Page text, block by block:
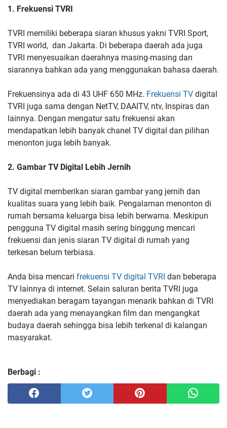
1. Frekuensi TVRI
TVRI memiliki beberapa siaran khusus yakni TVRI Sport,
TVRI world, dan Jakarta. Di beberapa daerah ada juga
TVRI menyesuaikan daerahnya masing-masing dan
siarannya bahkan ada yang menggunakan bahasa daerah.
Frekuensinya ada di 43 UHF 650 MHz. Frekuensi TV digital
TVRI juga sama dengan NetTV, DAAITV, ntv, Inspiras dan
lainnya. Dengan mengatur satu frekuensi akan
mendapatkan lebih banyak chanel TV digital dan pilihan
menonton juga lebih banyak.
2. Gambar TV Digital Lebih Jernih
TV digital memberikan siaran gambar yang jernih dan
kualitas suara yang lebih baik. Pengalaman menonton di
rumah bersama keluarga bisa lebih berwarna. Meskipun
pengguna TV digital masih sering binggung mencari
frekuensi dan jenis siaran TV digital di rumah yang
terkesan belum terbiasa.
Anda bisa mencari frekuensi TV digital TVRI dan beberapa
TV lainnya di internet. Selain saluran berita TVRI juga
menyediakan beragam tayangan menarik bahkan di TVRI
daerah ada yang menayangkan film dan mengangkat
budaya daerah sehingga bisa lebih terkenal di kalangan
masyarakat.
Berbagi :